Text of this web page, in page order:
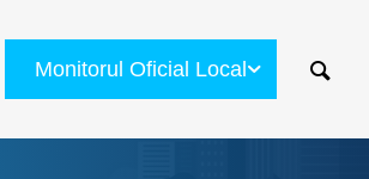
Monitorul Oficial Local